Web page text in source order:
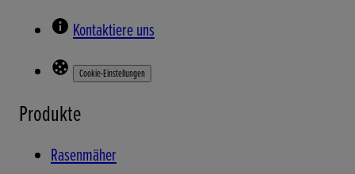
Kontaktiere uns
Cookie-Einstellungen
Produkte
Rasenmäher